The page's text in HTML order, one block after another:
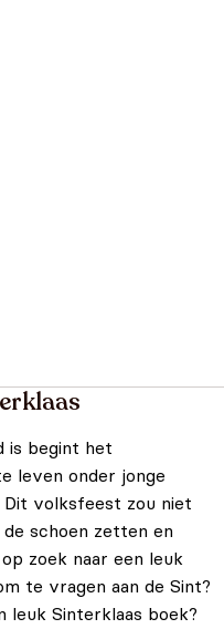
is begint het
leven onder jonge
Dit volksfeest zou niet
schoen zetten en
zoek naar een leuk
te vragen aan de Sint?
leuk Sinterklaas boek?